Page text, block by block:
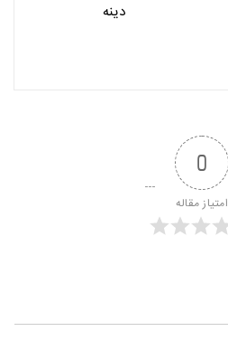
دینه
0
امتیاز مقاله